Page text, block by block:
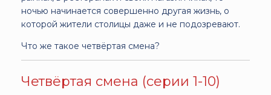
ночью начинается совершенно другая жизнь, о
которой жители столицы даже и не подозревают.
Что же такое четвёртая смена?
Четвёртая смена (серии 1-10)